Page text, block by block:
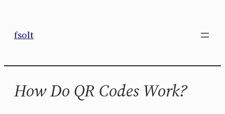
contenido
fsolt
How Do QR Codes Work?